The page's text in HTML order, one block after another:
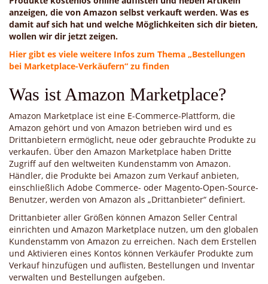
anzeigen, die von Amazon selbst verkauft werden. Was es
damit auf sich hat und welche Möglichkeiten sich dir bieten,
wollen wir dir jetzt zeigen.
Hier gibt es viele weitere Infos zum Thema „Bestellungen
bei Marketplace-Verkäufern“ zu finden
Was ist Amazon Marketplace?
Amazon Marketplace ist eine E-Commerce-Plattform, die
Amazon gehört und von Amazon betrieben wird und es
Drittanbietern ermöglicht, neue oder gebrauchte Produkte zu
verkaufen. Über den Amazon Marketplace haben Dritte
Zugriff auf den weltweiten Kundenstamm von Amazon.
Händler, die Produkte bei Amazon zum Verkauf anbieten,
einschließlich Adobe Commerce- oder Magento-Open-Source-
Benutzer, werden von Amazon als „Drittanbieter“ definiert.
Drittanbieter aller Größen können Amazon Seller Central
einrichten und Amazon Marketplace nutzen, um den globalen
Kundenstamm von Amazon zu erreichen. Nach dem Erstellen
und Aktivieren eines Kontos können Verkäufer Produkte zum
Verkauf hinzufügen und auflisten, Bestellungen und Inventar
verwalten und Bestellungen aufgeben.